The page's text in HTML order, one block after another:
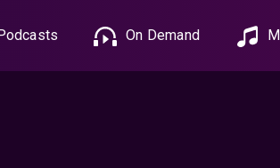
On Demand